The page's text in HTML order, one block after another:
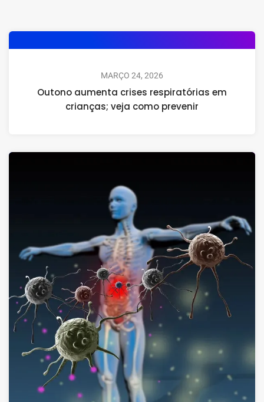
MARÇO 24, 2026
Outono aumenta crises respiratórias em
crianças; veja como prevenir